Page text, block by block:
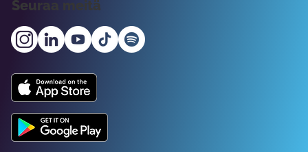
Seuraa meitä